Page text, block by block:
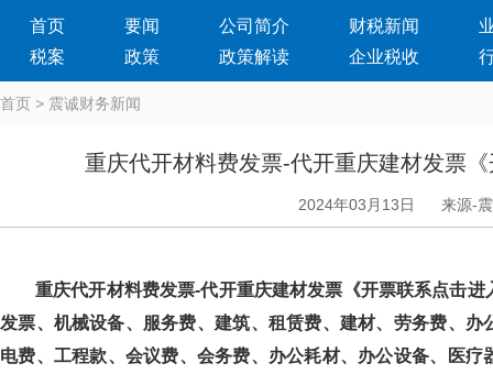
首页 要闻 公司简介 财税新闻
税案
政策 政策解读 企业税收
首页 > 震诚财务新闻
重庆代开材料费发票-代开重庆建材发票
2024年03月13日 来源-
重庆代开材料费发票-代开重庆建材发票《开票联系点击进入》
发票、机械设备、服务费、建筑、租赁费、建材、劳务费、
电费、工程款、会议费、会务费、办公耗材、办公设备、医